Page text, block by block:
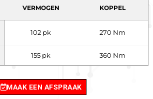
VERMOGEN KOPPEL
102 pk 270 Nm
155 pk 360 Nm
MAAK EEN AFSPRAAK